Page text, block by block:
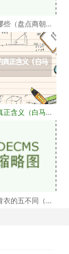
些（盘点商朝的
正含义（白马非
衣的五不同（浅